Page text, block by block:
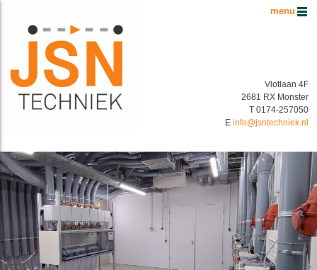
Energiek in buispostsystemen!
Vlotlaan 4F
2681 RX Monster
T 0174-257050
E info@jsntechniek.nl